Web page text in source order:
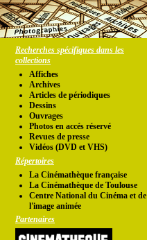
Recherches spécifiques dans les
collections
Affiches
Archives
Articles de périodiques
Dessins
Ouvrages
Photos en accés réservé
Revues de presse
Vidéos (DVD et VHS)
Répertoires
La Cinémathèque française
La Cinémathèque de Toulouse
Centre National du Cinéma et de
l'image animée
Partenaires